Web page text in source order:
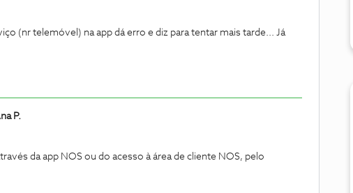
(nr telemóvel) na app dá erro e diz para tentar mais tarde... Já
P.
da app NOS ou do acesso à área de cliente NOS, pelo